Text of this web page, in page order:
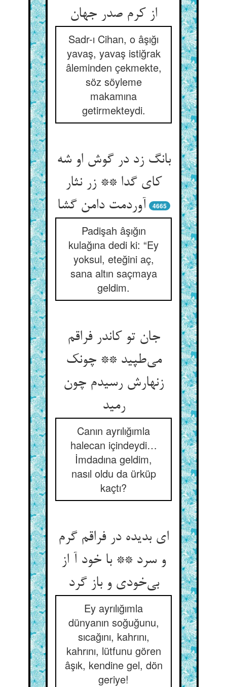
از کرم صدر جهان
Sadr-ı Cihan, o âşığı
yavaş, yavaş istiğrak
âleminden çekmekte,
söz söyleme
makamına
getirmekteydi.
بانگ زد در گوش او شه
کای گدا ** زر نثار
آوردمت دامن گشا
4665
Padişah âşığın
kulağına dedi ki: “Ey
yoksul, eteğini aç,
sana altın saçmaya
geldim.
جان تو کاندر فراقم
می‌طپید ** چونک
زنهارش رسیدم چون
رمید
Canın ayrılığımla
halecan içindeydi…
İmdadına geldim,
nasıl oldu da ürküp
kaçtı?
ای بدیده در فراقم گرم
و سرد ** با خود آ از
بی‌خودی و باز گرد
Ey ayrılığımla
dünyanın soğuğunu,
sıcağını, kahrını,
kahrını, lütfunu gören
âşık, kendine gel, dön
geriye!